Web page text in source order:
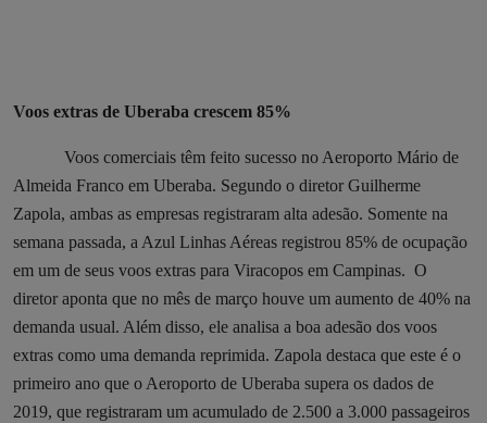
Voos extras de Uberaba crescem 85%
Voos comerciais têm feito sucesso no Aeroporto Mário de
Almeida Franco em Uberaba. Segundo o diretor Guilherme
Zapola, ambas as empresas registraram alta adesão. Somente na
semana passada, a Azul Linhas Aéreas registrou 85% de ocupação
em um de seus voos extras para Viracopos em Campinas. O
diretor aponta que no mês de março houve um aumento de 40% na
demanda usual. Além disso, ele analisa a boa adesão dos voos
extras como uma demanda reprimida. Zapola destaca que este é o
primeiro ano que o Aeroporto de Uberaba supera os dados de
2019, que registraram um acumulado de 2.500 a 3.000 passageiros